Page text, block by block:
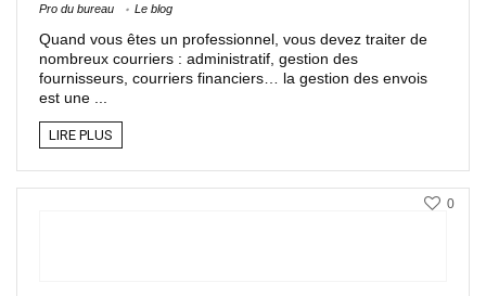
Pro du bureau Le blog
Quand vous êtes un professionnel, vous devez traiter de
nombreux courriers : administratif, gestion des
fournisseurs, courriers financiers… la gestion des envois
est une ...
LIRE PLUS
0